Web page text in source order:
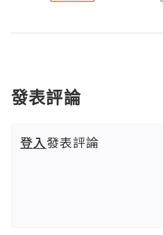
發表評論
登入發表評論